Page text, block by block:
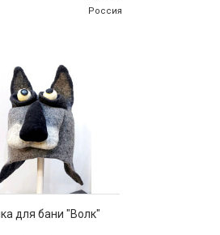
Россия
для бани "Волк"